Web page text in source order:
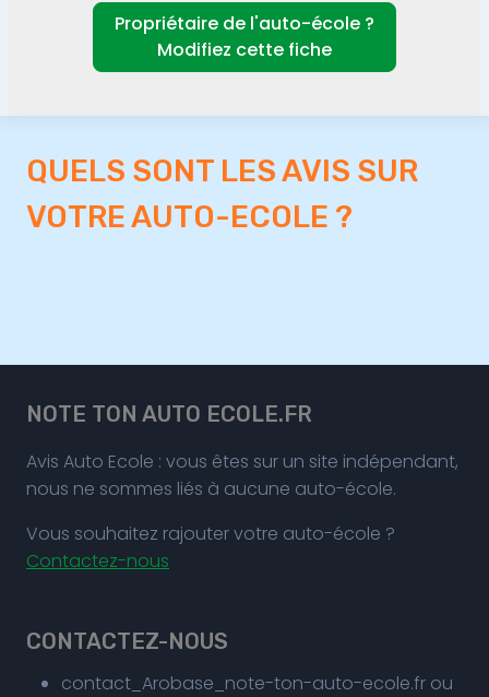
Propriétaire de l'auto-école ?
Modifiez cette fiche
QUELS SONT LES AVIS SUR
VOTRE AUTO-ECOLE ?
NOTE TON AUTO ECOLE.FR
Avis Auto Ecole : vous êtes sur un site indépendant,
nous ne sommes liés à aucune auto-école.
Vous souhaitez rajouter votre auto-école ?
Contactez-nous
CONTACTEZ-NOUS
contact_Arobase_note-ton-auto-ecole.fr ou